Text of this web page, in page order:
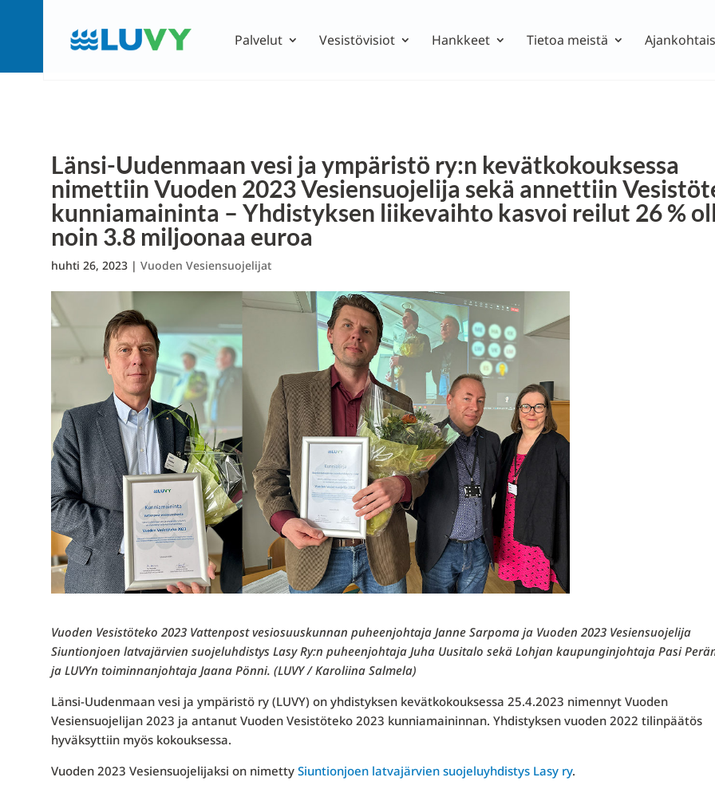
Palvelut Vesistövisiot Hankkeet Tietoa meistä
Länsi-Uudenmaan vesi ja ympäristö ry:n kevätkokouksessa
nimettiin Vuoden 2023 Vesiensuojelija sekä annettiin
kunniamaininta – Yhdistyksen liikevaihto kasvoi reilut 26 %
noin 3.8 miljoonaa euroa
huhti 26, 2023| Vuoden Vesiensuojelijat
Vuoden Vesistöteko 2023 Vattenpost vesiosuuskunnan puheenjohtaja Janne Sarpoma ja Vuoden 2023 Vesiensuojelija
Siuntionjoen latvajärvien suojeluhdistys Lasy Ry:n puheenjohtaja Juha Uusitalo sekä Lohjan kaupunginjohtaja Pasi
ja LUVYn toiminnanjohtaja Jaana Pönni. (LUVY / Karoliina Salmela)
Länsi-Uudenmaan vesi ja ympäristö ry (LUVY) on yhdistyksen kevätkokouksessa 25.4.2023 nimennyt Vuoden
Vesiensuojelijan 2023 ja antanut Vuoden Vesistöteko 2023 kunniamaininnan. Yhdistyksen vuoden 2022 tilinpäätös
hyväksyttiin myös kokouksessa.
Vuoden 2023 Vesiensuojelijaksi on nimetty Siuntionjoen latvajärvien suojeluyhdistys Lasy ry.